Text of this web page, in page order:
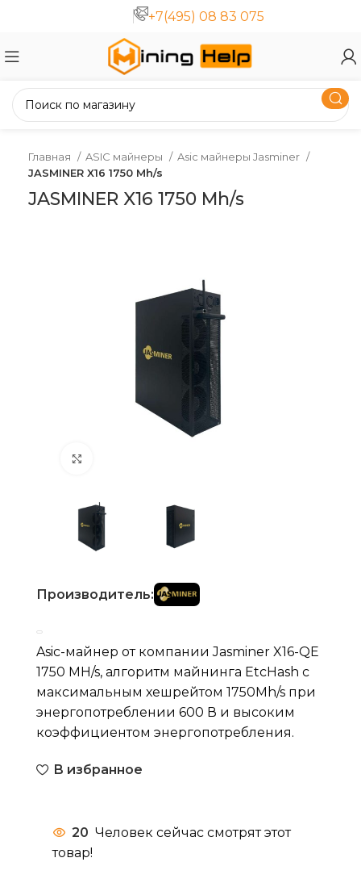
+7(495) 08 83 075
Главная ASIC майнеры
Asic майнеры Jasminer
JASMINER X16 1750 Mh/s
JASMINER X16 1750 Mh/s
Производитель:
Asic-майнер от компании Jasminer X16-QE
1750 MH/s, алгоритм майнинга EtсHash с
максимальным хешрейтом 1750Mh/s при
энергопотреблении 600 В и высоким
коэффициентом энергопотребления.
В избранное
20 Человек сейчас смотрят этот
товар!